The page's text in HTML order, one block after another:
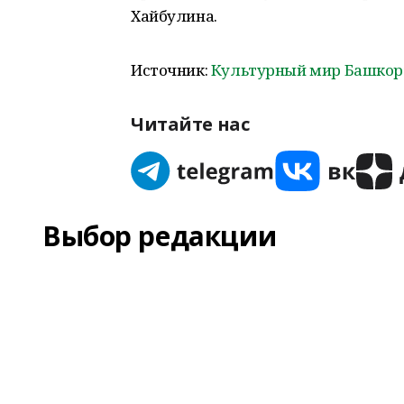
Хайбулина.
Источник:Культурный мир
Читайте нас
Выбор редакции